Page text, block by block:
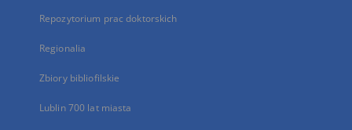
Repozytorium prac doktorskich
Regionalia
Zbiory bibliofilskie
Lublin 700 lat miasta